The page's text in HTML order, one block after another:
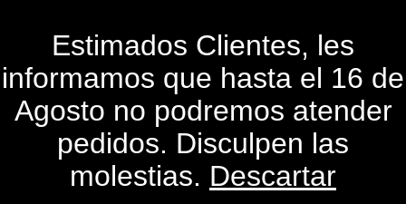
Estimados Clientes, les
informamos que hasta el 16 de
Agosto no podremos atender
pedidos. Disculpen las
molestias. Descartar
Acceder
Nombre de usuario o correo electrónico*